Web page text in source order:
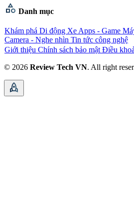
category Danh mục
Khám phá Di động Xe Apps - Game
Camera - Nghe nhìn Tin tức công nghệ
Giới thiệu Chính sách bảo mật Điều
© 2026 Review Tech VN. All right
rocket